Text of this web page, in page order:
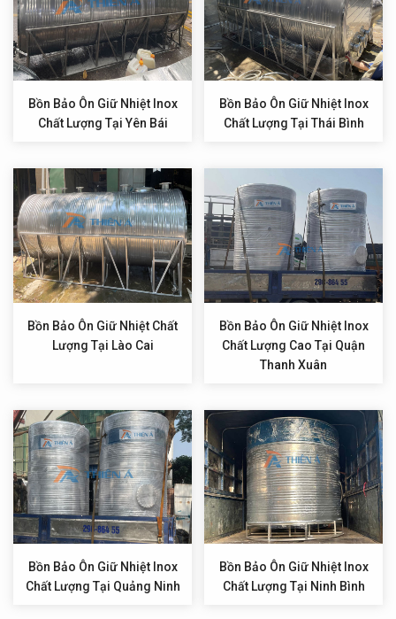
Bồn Bảo Ôn Giữ Nhiệt Inox
Chất Lượng Tại Yên Bái
Bồn Bảo Ôn Giữ Nhiệt Inox
Chất Lượng Tại Thái Bình
Bồn Bảo Ôn Giữ Nhiệt Chất
Lượng Tại Lào Cai
Bồn Bảo Ôn Giữ Nhiệt Inox
Chất Lượng Cao Tại Quận
Thanh Xuân
Bồn Bảo Ôn Giữ Nhiệt Inox
Chất Lượng Tại Quảng Ninh
Bồn Bảo Ôn Giữ Nhiệt Inox
Chất Lượng Tại Ninh Bình